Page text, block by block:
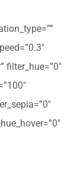
filter_hue=”0″